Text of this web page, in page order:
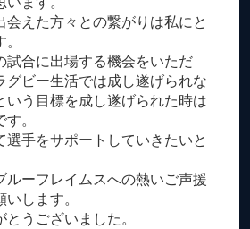
会えた方々との繋がりは私にと
試合に出場する機会をいただ
グビー生活では成し遂げられな
いう目標を成し遂げられた時は
。
選手をサポートしていきたいと
ルーフレイムスへの熱いご声援
します。
うございました。